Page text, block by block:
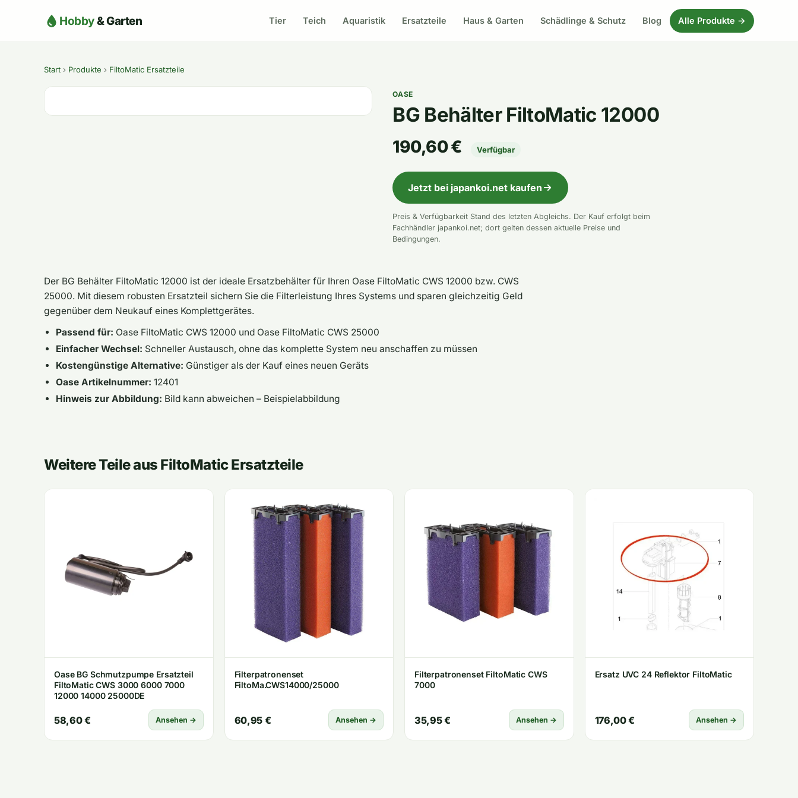
Hobby& Garten Tier Teich Aquaristik Ersatzteile Haus & Garten Schädlinge & Schutz Blog Alle Produkte →
Start › Produkte › FiltoMatic Ersatzteile
OASE
BG Behälter FiltoMatic 12000
190,60 € Verfügbar
Jetzt bei japankoi.net kaufen
Preis & Verfügbarkeit Stand des letzten Abgleichs. Der Kauf erfolgt beim
Fachhändler japankoi.net; dort gelten dessen aktuelle Preise und
Bedingungen.
Der BG Behälter FiltoMatic 12000 ist der ideale Ersatzbehälter für Ihren Oase FiltoMatic CWS 12000 bzw. CWS
25000. Mit diesem robusten Ersatzteil sichern Sie die Filterleistung Ihres Systems und sparen gleichzeitig Geld
gegenüber dem Neukauf eines Komplettgerätes.
Passend für: Oase FiltoMatic CWS 12000 und Oase FiltoMatic CWS 25000
Einfacher Wechsel: Schneller Austausch, ohne das komplette System neu anschaffen zu müssen
Kostengünstige Alternative: Günstiger als der Kauf eines neuen Geräts
Oase Artikelnummer: 12401
Hinweis zur Abbildung: Bild kann abweichen – Beispielabbildung
Weitere Teile aus FiltoMatic Ersatzteile
Oase BG Schmutzpumpe Ersatzteil
FiltoMatic CWS 3000 6000 7000
12000 14000 25000DE
58,60 € Ansehen →
Filterpatronenset
FiltoMa.CWS14000/25000
60,95 € Ansehen →
Filterpatronenset FiltoMatic CWS
7000
35,95 € Ansehen →
Ersatz UVC 24 Reflektor FiltoMatic
176,00 € Ansehen →